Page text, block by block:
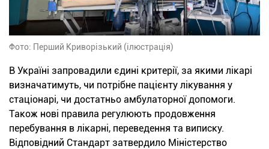
Фото: Перший Криворізький (ілюстрація)
В Україні запровадили єдині критерії, за якими лікарі
визначатимуть, чи потрібне пацієнту лікування у
стаціонарі, чи достатньо амбулаторної допомоги.
Також нові правила регулюють продовження
перебування в лікарні, переведення та виписку.
Відповідний Стандарт затвердило Міністерство